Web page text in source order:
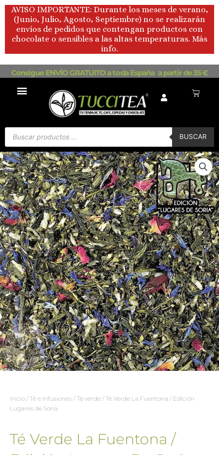
contenido
AVISO IMPORTANTE: Durante los meses de verano,
(Junio, Julio, Agosto, Septiembre) no se realizarán
envíos de pedidos que contengan productos con
chocolate o sensibles a las altas temperaturas. Más
info.
Consigue ENVÍO GRATUITO a toda España a partir de 35 €
Carrito
Búsqueda
productos
BUSCAR
Inicio / Té e Infusiones / Té verde / Té Verde La Fuentona / Edición
Lugares de Soria
Té Verde La Fuentona /